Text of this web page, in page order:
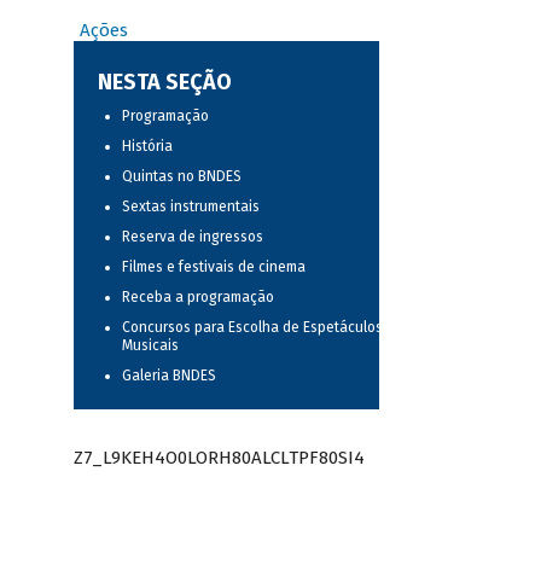
Ações
NESTA SEÇÃO
Programação
História
Quintas no BNDES
Sextas instrumentais
Reserva de ingressos
Filmes e festivais de cinema
Receba a programação
Concursos para Escolha de Espetáculos
Musicais
Galeria BNDES
Z7_L9KEH4O0LORH80ALCLTPF80SI4